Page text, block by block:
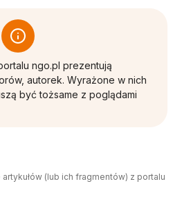
ngo.pl prezentują
autorek. Wyrażone w nich
być tożsame z poglądami
(lub ich fragmentów) z portalu